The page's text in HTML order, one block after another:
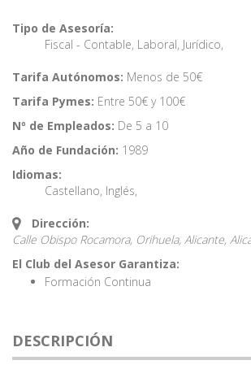
Tipo de Asesoría:
Fiscal - Contable, Laboral, Jurídico,
Tarifa Autónomos: Menos de 50€
Tarifa Pymes: Entre 50€ y 100€
Nº de Empleados: De 5 a 10
Año de Fundación: 1989
Idiomas:
Castellano, Inglés,
Dirección:
Calle Obispo Rocamora, Orihuela, Alicante,
El Club del Asesor Garantiza:
Formación Continua
DESCRIPCIÓN